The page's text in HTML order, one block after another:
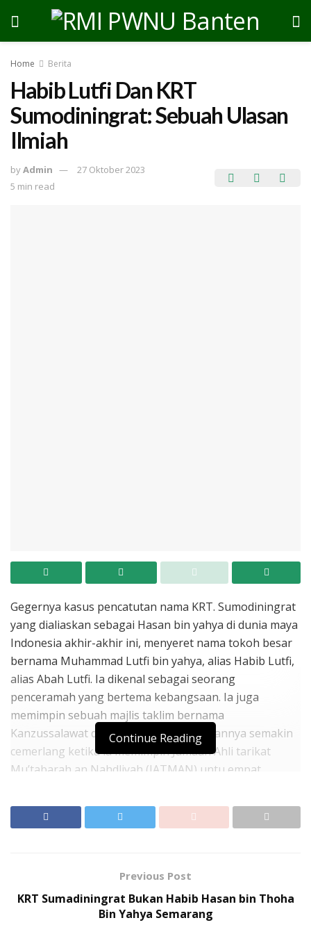
Home Berita
Habib Lutfi Dan KRT
Sumodiningrat: Sebuah Ulasan
Ilmiah
byAdmin
27 Oktober 2023
5 min read
Gegernya kasus pencatutan nama KRT. Sumodiningrat
yang dialiaskan sebagai Hasan bin yahya di dunia maya
Indonesia akhir-akhir ini, menyeret nama tokoh besar
bernama Muhammad Lutfi bin yahya, alias Habib Lutfi,
alias Abah Lutfi. Ia dikenal sebagai seorang
penceramah yang bertema kebangsaan. Ia juga
memimpin sebuah majlis taklim bernama
Kanzussalawat di Pekalongan. Ketokohannya semakin
cemerlang ketika ia memimpin Jamaah Ahli tarikat
Mu’tabarah an Nahdliyah (JATMAN) untu empat
periode kedua Presiden Joko Widodo ia diangkat
menjadi salah seorang Dewan Penasihat Presiden
Muhammad Lutfi disebut Bin Yahya, karena
Marga Ba Alawi. Namun tujuh nama leluhurnya tidak
tercatat dalam kitab induk keluarga Ba Alawi,
Continue Reading
Previous Post
KRT Sumadiningrat Bukan Habib Hasan bin Thoha
Bin Yahya Semarang